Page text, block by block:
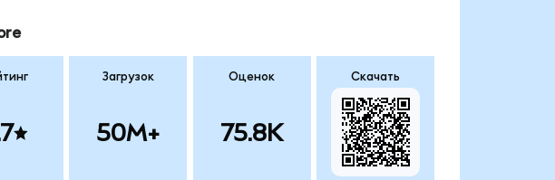
Загрузок
50M+
Оценок
75.8K
Скачать